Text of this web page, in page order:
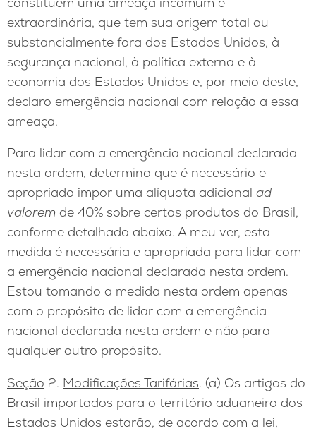
extraordinária, que tem sua origem total ou
substancialmente fora dos Estados Unidos, à
segurança nacional, à política externa e à
economia dos Estados Unidos e, por meio deste,
declaro emergência nacional com relação a essa
ameaça.
Para lidar com a emergência nacional declarada
nesta ordem, determino que é necessário e
apropriado impor uma alíquota adicional ad
valorem de 40% sobre certos produtos do Brasil,
conforme detalhado abaixo. A meu ver, esta
medida é necessária e apropriada para lidar com
a emergência nacional declarada nesta ordem.
Estou tomando a medida nesta ordem apenas
com o propósito de lidar com a emergência
nacional declarada nesta ordem e não para
qualquer outro propósito.
Seção 2. Modificações Tarifárias. (a) Os artigos do
Brasil importados para o território aduaneiro dos
Estados Unidos estarão, de acordo com a lei,